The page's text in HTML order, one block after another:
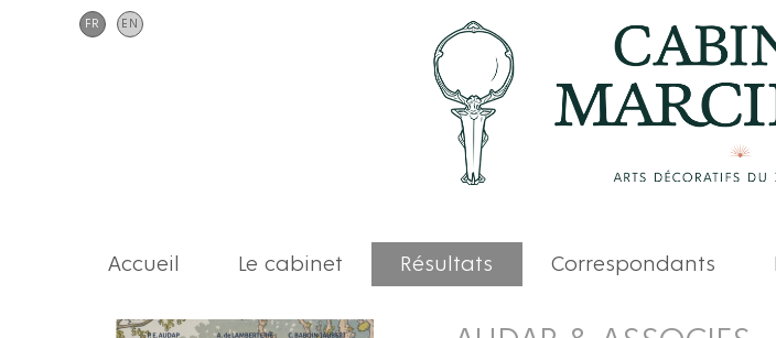
FR EN
Accueil Le cabinet Résultats Correspondants